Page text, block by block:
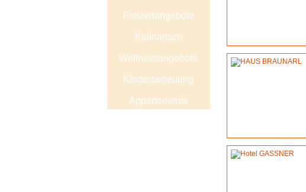
Freizeitangebote
Kulinarisch
Wellnessangebote
Kinderbetreuung
Appartements